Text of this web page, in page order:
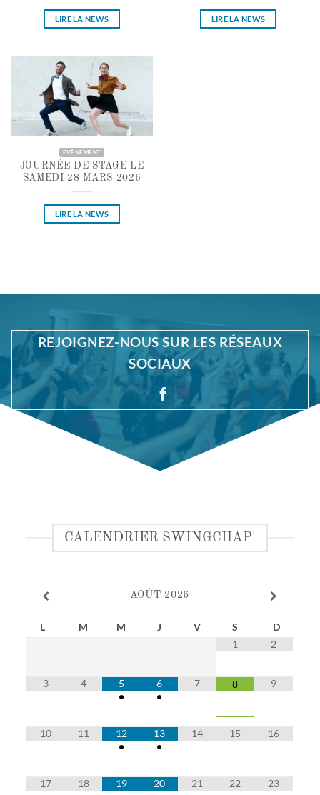
LIRE LA NEWS LIRE LA NEWS
EVÈNEMENT
JOURNÉE DE STAGE LE
SAMEDI 28 MARS 2026
LIRE LA NEWS
REJOIGNEZ-NOUS SUR LES RÉSEAUX
SOCIAUX
CALENDRIER SWINGCHAP'
AOÛT 2026
L M M J V S
D
1
2
3 4
5
•
6
•
7 8 9
10 11
12
•
13
•
14 15 16
17 18
19
20
21 22 23